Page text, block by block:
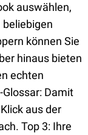
auswählen,
beliebigen
können Sie
hinaus bieten
echten
Damit
aus der
Top 3: Ihre